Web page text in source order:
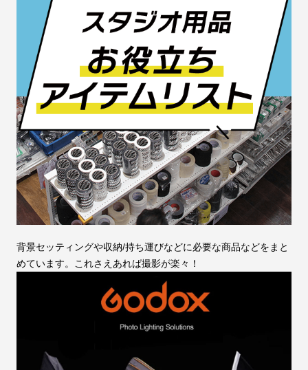
背景セッティングや収納/持ち運びなどに必要な商品などをまと
めています。これさえあれば撮影が楽々！